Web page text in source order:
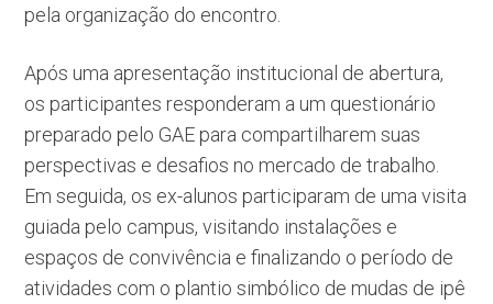
pela organização do encontro.
Após uma apresentação institucional de abertura,
os participantes responderam a um questionário
preparado pelo GAE para compartilharem suas
perspectivas e desafios no mercado de trabalho.
Em seguida, os ex-alunos participaram de uma visita
guiada pelo campus, visitando instalações e
espaços de convivência e finalizando o período de
atividades com o plantio simbólico de mudas de ipê